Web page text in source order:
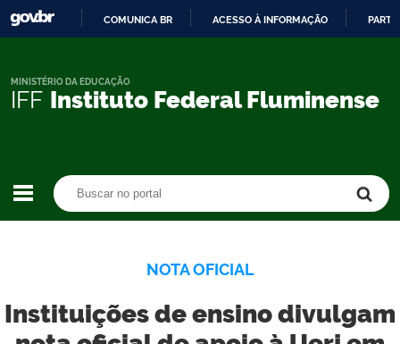
CONTEÚDO
COMUNICA BR ACESSO À INFORMAÇÃO
IFF Instituto Federal Fluminense
MINISTÉRIO DA EDUCAÇÃO
NOTA OFICIAL
Instituições de ensino divulgam